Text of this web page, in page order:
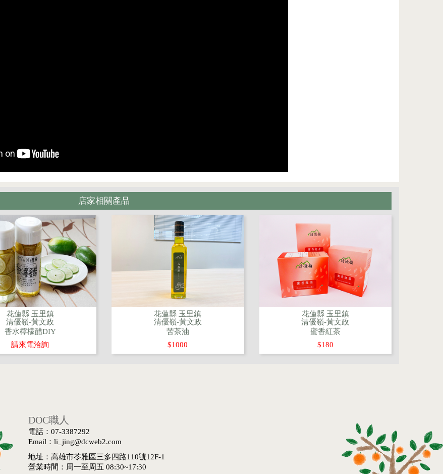
店家相關產品
花蓮縣 玉里鎮
清優嶺-黃文政
香水檸檬醋DIY
請來電洽詢
花蓮縣 玉里鎮
清優嶺-黃文政
苦茶油
$1000
花蓮縣 玉里鎮
清優嶺-黃文政
蜜香紅茶
$180
DOC職人
電話：07-3387292
Email：li_jing@dcweb2.com
地址：高雄市苓雅區三多四路110號12F-1
營業時間：周一至周五 08:30~17:30